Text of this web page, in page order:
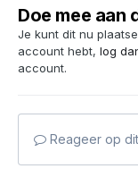
Doe mee aan
Je kunt dit nu
account hebt, log
account.
Reageer op